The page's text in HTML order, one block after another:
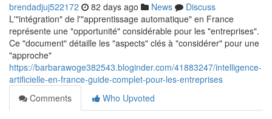
brendadjuj522172 82 days ago News
Discuss
L'"intégration" de l'"apprentissage automatique" en France
représente une "opportunité" considérable pour les "entreprises".
Ce "document" détaille les "aspects" clés à "considérer" pour une
"approche"
https://barbarawoge382543.bloginder.com/41883247/intelligence-
artificielle-en-france-guide-complet-pour-les-entreprises
Comments
Who Upvoted